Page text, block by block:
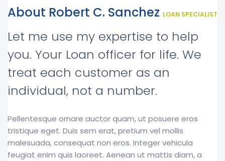
About Robert C. Sanchez LOAN SPECIALIST
Let me use my expertise to help
you. Your Loan officer for life. We
treat each customer as an
individual, not a number.
Pellentesque ornare auctor quam, ut posuere eros
tristique eget. Duis sem erat, pretium vel mollis
malesuada, consequat non eros. Integer vehicula
feugiat enim quis laoreet. Aenean ut mattis diam, a